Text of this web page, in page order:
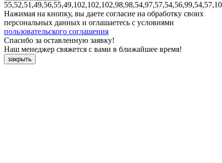
Нажимая на кнопку, вы даете согласие на обработку своих
персональных данных и оглашаетесь с условиями
пользовательского соглашения
Спасибо за оставленную заявку!
Наш менеджер свяжется с вами в ближайшее время!
закрыть